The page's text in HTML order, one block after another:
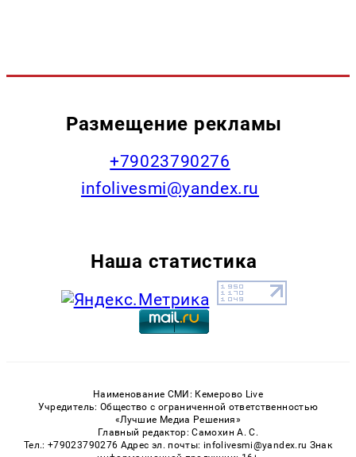
Размещение рекламы
+79023790276
infolivesmi@yandex.ru
Наша статистика
Наименование СМИ: Кемерово Live
Учредитель: Общество с ограниченной ответственностью
«Лучшие Медиа Решения»
Главный редактор: Самохин А. С.
Тел.: +79023790276 Адрес эл. почты: infolivesmi@yandex.ru Знак